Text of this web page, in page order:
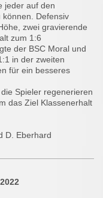
jeder auf den
können. Defensiv
zwei gravierende
zum 1:6
der BSC Moral und
in der zweiten
für ein besseres
Spieler regenerieren
das Ziel Klassenerhalt
D. Eberhard